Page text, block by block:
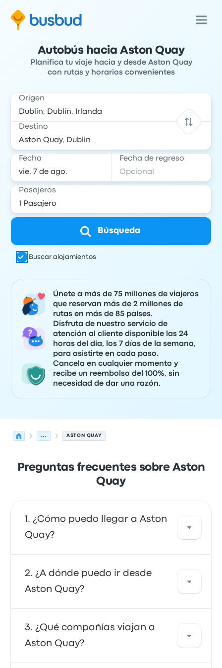
Autobús hacia Aston Quay
Planifica tu viaje hacia y desde Aston Quay
con rutas y horarios convenientes
Origen
Destino
Fecha Fecha de regreso
Pasajeros
Búsqueda
Buscar alojamientos
Únete a más de 75 millones de viajeros
que reservan más de 2 millones de
rutas en más de 85 países.
Disfruta de nuestro servicio de
atención al cliente disponible las 24
horas del día, los 7 días de la semana,
para asistirte en cada paso.
Cancela en cualquier momento y
recibe un reembolso del 100%, sin
necesidad de dar una razón.
... ASTON QUAY
Preguntas frecuentes sobre Aston
Quay
¿Cómo puedo llegar a Aston
Quay?
Puedes tomar el autobús, que proporciona
acceso directo a tu destino.
Alternativamente, también puedes tomar un
taxi o usar un servicio de viaje compartido.
¿A dónde puedo ir desde
Aston Quay?
Desde Aston Quay, puedes viajar a diversos
destinos, como Aeropuerto de Dublin. Usa
nuestra herramienta de búsqueda para
encontrar los mejores precios y horarios para
¿Qué compañías viajan a
Aston Quay?